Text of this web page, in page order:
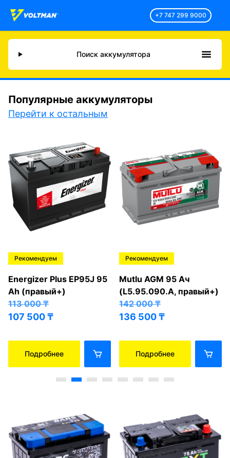
+7 747 299 9000
Поиск аккумулятора
Популярные аккумуляторы
Перейти к остальным
Рекомендуем
Energizer Plus EP95J 95
Ah (правый+)
113 000₸
107 500₸
Подробнее
Рекомендуем
Mutlu AGM 95 Ач
(L5.95.090.A, правый+)
142 000₸
136 500₸
Подробнее